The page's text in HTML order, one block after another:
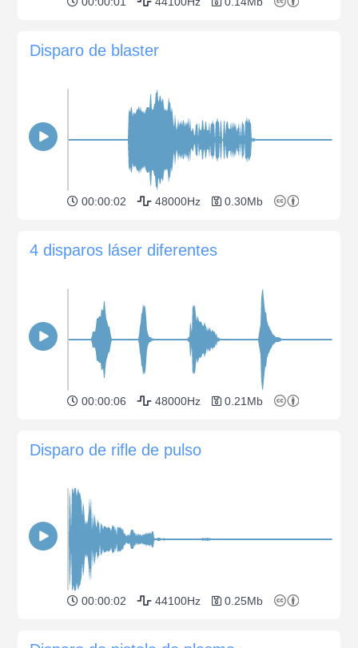
Disparo de blaster
00:00:02 48000Hz 0.30Mb
4 disparos láser diferentes
00:00:06 48000Hz 0.21Mb
Disparo de rifle de pulso
00:00:02 44100Hz 0.25Mb